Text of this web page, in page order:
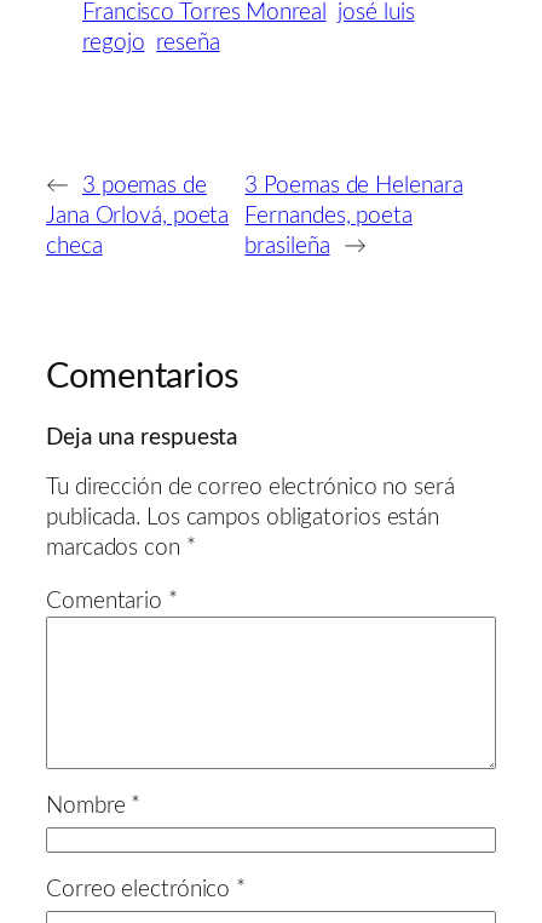
Francisco Torres Monreal
josé luis
regojo reseña
←
3 poemas de
Jana Orlová, poeta
checa
3 Poemas de Helenara
Fernandes, poeta
brasileña
→
Comentarios
Deja una respuesta
Tu dirección de correo electrónico no será
publicada. Los campos obligatorios están
marcados con *
Comentario *
Nombre *
Correo electrónico *